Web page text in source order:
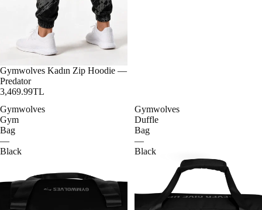
Gymwolves Kadın Zip Hoodie —
Predator
3,469.99TL
Gymwolves
Gym
Bag
—
Black
Gymwolves
Duffle
Bag
—
Black